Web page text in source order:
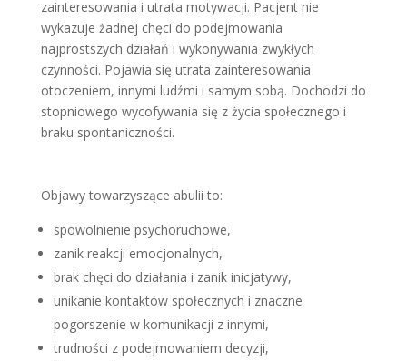
zainteresowania i utrata motywacji. Pacjent nie
wykazuje żadnej chęci do podejmowania
najprostszych działań i wykonywania zwykłych
czynności. Pojawia się utrata zainteresowania
otoczeniem, innymi ludźmi i samym sobą. Dochodzi do
stopniowego wycofywania się z życia społecznego i
braku spontaniczności.
Objawy towarzyszące abulii to:
spowolnienie psychoruchowe,
zanik reakcji emocjonalnych,
brak chęci do działania i zanik inicjatywy,
unikanie kontaktów społecznych i znaczne
pogorszenie w komunikacji z innymi,
trudności z podejmowaniem decyzji,